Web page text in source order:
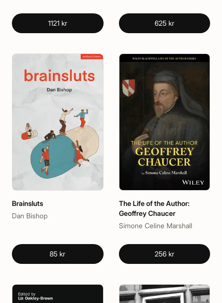
1121 kr 625 kr
Brainsluts
Dan Bishop
85 kr
The Life of the Author:
Geoffrey Chaucer
Simone Celine Marshall
256 kr